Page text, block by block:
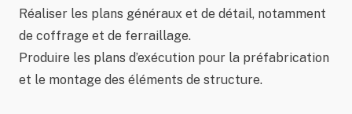
Réaliser les plans généraux et de détail, notamment
de coffrage et de ferraillage.
Produire les plans d’exécution pour la préfabrication
et le montage des éléments de structure.